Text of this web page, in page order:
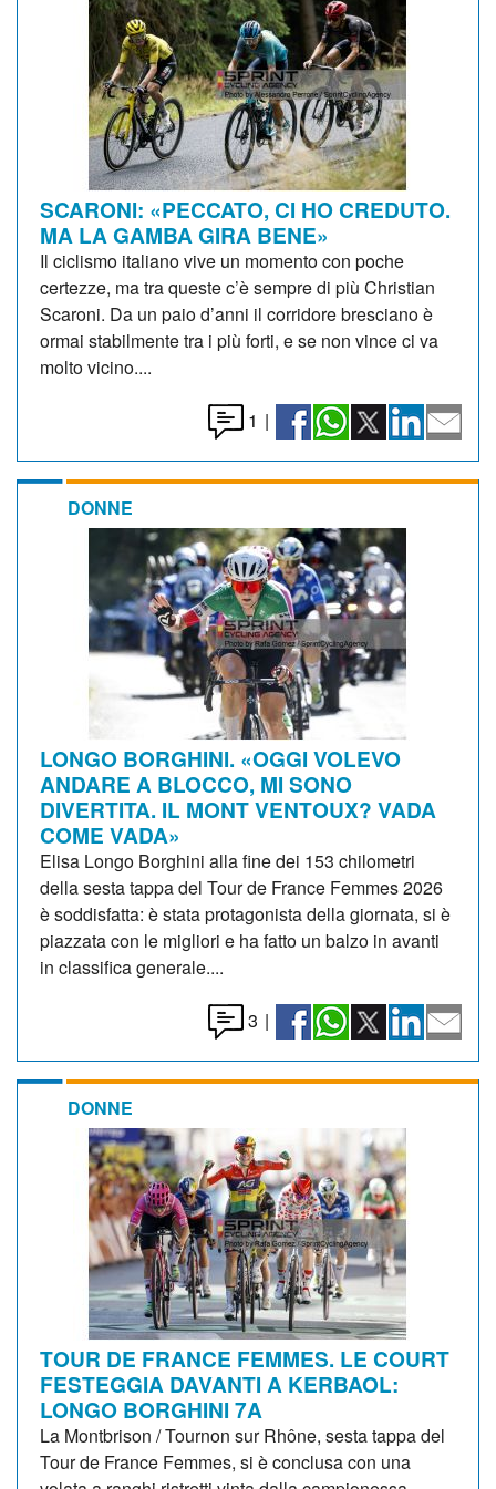
SCARONI: «PECCATO, CI HO CREDUTO.
MA LA GAMBA GIRA BENE»
Il ciclismo italiano vive un momento con poche
certezze, ma tra queste c’è sempre di più Christian
Scaroni. Da un paio d’anni il corridore bresciano è
ormai stabilmente tra i più forti, e se non vince ci va
molto vicino....
1 |
DONNE
LONGO BORGHINI. «OGGI VOLEVO
ANDARE A BLOCCO, MI SONO
DIVERTITA. IL MONT VENTOUX? VADA
COME VADA»
Elisa Longo Borghini alla fine dei 153 chilometri
della sesta tappa del Tour de France Femmes 2026
è soddisfatta: è stata protagonista della giornata, si è
piazzata con le migliori e ha fatto un balzo in avanti
in classifica generale....
3 |
DONNE
TOUR DE FRANCE FEMMES. LE COURT
FESTEGGIA DAVANTI A KERBAOL:
LONGO BORGHINI 7A
La Montbrison / Tournon sur Rhône, sesta tappa del
Tour de France Femmes, si è conclusa con una